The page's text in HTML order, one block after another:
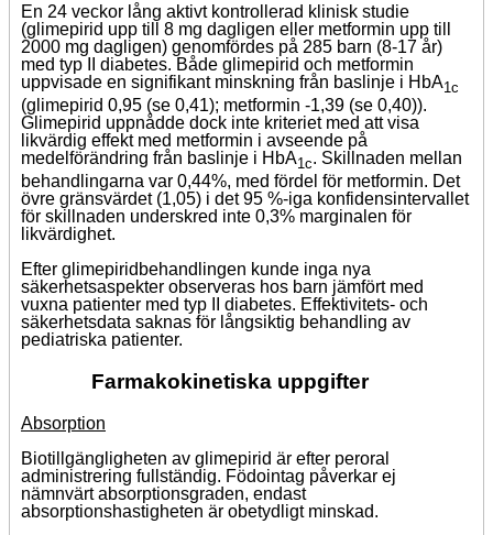
En 24 veckor lång aktivt kontrollerad klinisk studie
(glimepirid upp till 8 mg dagligen eller metformin upp till
2000 mg dagligen) genomfördes på 285 barn (8-17 år)
med typ II diabetes. Både glimepirid och metformin
uppvisade en signifikant minskning från baslinje i HbA1c
(glimepirid 0,95 (se 0,41); metformin -1,39 (se 0,40)).
Glimepirid uppnådde dock inte kriteriet med att visa
likvärdig effekt med metformin i avseende på
medelförändring från baslinje i HbA1c. Skillnaden mellan
behandlingarna var 0,44%, med fördel för metformin. Det
övre gränsvärdet (1,05) i det 95 %-iga konfidensintervallet
för skillnaden underskred inte 0,3% marginalen för
likvärdighet.
Efter glimepiridbehandlingen kunde inga nya
säkerhetsaspekter observeras hos barn jämfört med
vuxna patienter med typ II diabetes. Effektivitets- och
säkerhetsdata saknas för långsiktig behandling av
pediatriska patienter.
Farmakokinetiska uppgifter
Absorption
Biotillgängligheten av glimepirid är efter peroral
administrering fullständig. Födointag påverkar ej
nämnvärt absorptionsgraden, endast
absorptionshastigheten är obetydligt minskad.